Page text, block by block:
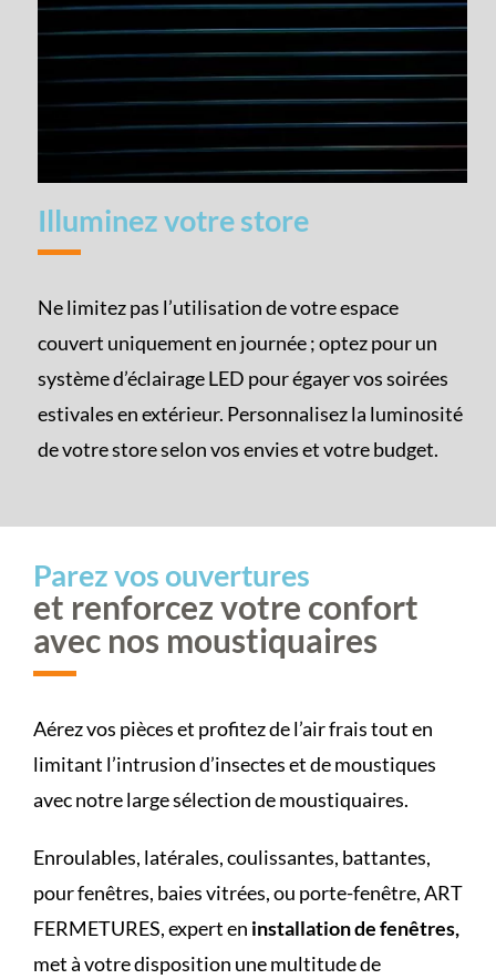
Illuminez votre store
Ne limitez pas l’utilisation de votre espace
couvert uniquement en journée ; optez pour un
système d’éclairage LED pour égayer vos soirées
estivales en extérieur. Personnalisez la luminosité
de votre store selon vos envies et votre budget.
Parez vos ouvertures
et renforcez votre confort
avec nos moustiquaires
Aérez vos pièces et profitez de l’air frais tout en
limitant l’intrusion d’insectes et de moustiques
avec notre large sélection de moustiquaires.
Enroulables, latérales, coulissantes, battantes,
pour fenêtres, baies vitrées, ou porte-fenêtre, ART
FERMETURES, expert en installation de fenêtres,
met à votre disposition une multitude de